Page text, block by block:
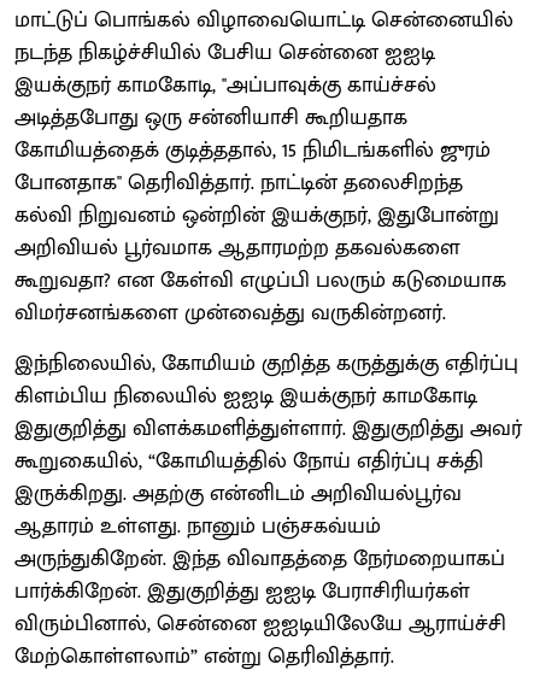
மாட்டுப் பொங்கல் விழாவையொட்டி சென்னையில்
நடந்த நிகழ்ச்சியில் பேசிய சென்னை ஐஐடி
இயக்குநர் காமகோடி, ''அப்பாவுக்கு காய்ச்சல்
அடித்தபோது ஒரு சன்னியாசி கூறியதாக
கோமியத்தைக் குடித்ததால், 15 நிமிடங்களில் ஜுரம்
போனதாக'' தெரிவித்தார். நாட்டின் தலைசிறந்த
கல்வி நிறுவனம் ஒன்றின் இயக்குநர், இதுபோன்று
அறிவியல் பூர்வமாக ஆதாரமற்ற தகவல்களை
கூறுவதா? என கேள்வி எழுப்பி பலரும் கடுமையாக
விமர்சனங்களை முன்வைத்து வருகின்றனர்.
இந்நிலையில், கோமியம் குறித்த கருத்துக்கு எதிர்ப்பு
கிளம்பிய நிலையில் ஐஐடி இயக்குநர் காமகோடி
இதுகுறித்து விளக்கமளித்துள்ளார். இதுகுறித்து அவர்
கூறுகையில், “கோமியத்தில் நோய் எதிர்ப்பு சக்தி
இருக்கிறது. அதற்கு என்னிடம் அறிவியல்பூர்வ
ஆதாரம் உள்ளது. நானும் பஞ்சகவ்யம்
அருந்துகிறேன். இந்த விவாதத்தை நேர்மறையாகப்
பார்க்கிறேன். இதுகுறித்து ஐஐடி பேராசிரியர்கள்
விரும்பினால், சென்னை ஐஐடியிலேயே ஆராய்ச்சி
மேற்கொள்ளலாம்” என்று தெரிவித்தார்.